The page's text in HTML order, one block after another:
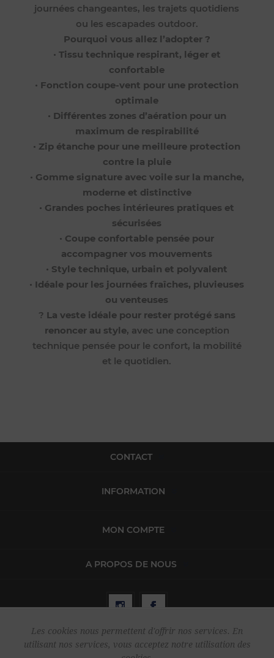
journées changeantes, les trajets quotidiens
ou les escapades outdoor.
Pourquoi vous allez l’adopter ?
• Tissu technique respirant, léger et
confortable
• Fonction coupe-vent pour une protection
optimale
• Différentes zones d’aération pour un
maximum de respirabilité
• Zip étanche pour une meilleure protection
contre la pluie
• Gomme signature avec voile sur la manche,
moderne et distinctive
• Grandes poches intérieures pratiques et
sécurisées
• Coupe confortable pensée pour
accompagner vos mouvements
• Style technique, urbain et polyvalent
• Idéale pour les journées fraîches, pluvieuses
ou venteuses
? La veste idéale pour rester protégé sans
renoncer au style, avec une conception
technique pensée pour le confort, la mobilité
et le quotidien.
CONTACT
INFORMATION
MON COMPTE
A PROPOS DE NOUS
Les cookies nous permettent d'offrir nos services. En
utilisant nos services, vous acceptez notre utilisation des